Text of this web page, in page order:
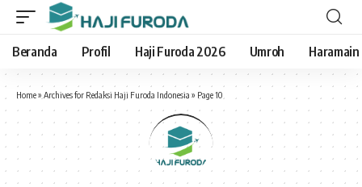
Beranda Profil Haji Furoda 2026 Umroh
Home» Archives for Redaksi Haji Furoda Indonesia » Page 10